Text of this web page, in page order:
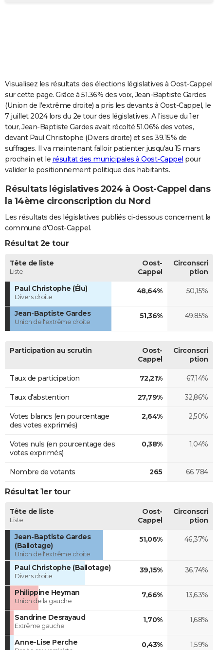
Carte de Noël
Carte Bonne année
Carte Saint-Valentin
Carte Pâques
Carte d'anniversaire
DICTIONNAIRE
Dictionnaire
Biographies
Citations
Expressions
Proverbes
COPAINS D'AVANT
S'inscrire
Se connecter
Lycées
Collèges
Primaires
Universités
Entreprises
Service militaire
Avis de recherche
AVIS DE DÉCÈS
FORUM
Bricolage
Lifestyle
Culture
Sport
Auto
Television
Voyage
Cinema
Visualisez les résultats des élections législatives à Oost-Cappel
sur cette page. Grâce à 51.36% des voix, Jean-Baptiste Gardes
(Union de l'extrême droite) a pris les devants à Oost-Cappel, le
7 juillet 2024 lors du 2e tour des législatives. A l'issue du 1er
tour, Jean-Baptiste Gardes avait récolté 51.06% des votes,
devant Paul Christophe (Divers droite) et ses 39.15% de
suffrages. Il va maintenant falloir patienter jusqu'au 15 mars
prochain et le résultat des municipales à Oost-Cappel pour
valider le positionnement politique des habitants.
Résultats législatives 2024 à Oost-Cappel dans
la 14ème circonscription du Nord
Les résultats des législatives publiés ci-dessous concernent la
commune d'Oost-Cappel.
Résultat 2e tour
Tête de liste
Liste
Oost-
Cappel
Circonscri
ption
Paul Christophe (Élu)
Divers droite
48,64% 50,15%
Jean-Baptiste Gardes
Union de l'extrême droite
51,36% 49,85%
Participation au scrutin
Oost-
Cappel
Circonscri
ption
Taux de participation 72,21% 67,14%
Taux d'abstention 27,79% 32,86%
Votes blancs (en pourcentage
des votes exprimés)
2,64% 2,50%
Votes nuls (en pourcentage des
votes exprimés)
0,38% 1,04%
Nombre de votants 265 66 784
Résultat 1er tour
Tête de liste
Liste
Oost-
Cappel
Circonscri
ption
Jean-Baptiste Gardes
(Ballotage)
Union de l'extrême droite
51,06% 46,37%
Paul Christophe (Ballotage)
Divers droite
39,15% 36,74%
Philippine Heyman
Union de la gauche
7,66% 13,63%
Sandrine Desrayaud
Extrême gauche
1,70% 1,68%
Anne-Lise Perche 0,43% 1,59%